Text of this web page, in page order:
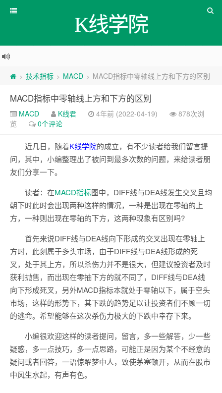
K线学院
> 技术指标 > MACD > MACD指标中零轴线上方和下方的区别
MACD指标中零轴线上方和下方的区别
MACD K线君 4年前 (2022-04-19)
878次浏
览
0个评论
近几日，随着K线学院的成立，有不少读者给我们留言提
问，其中，小编整理出了被问到最多次数的问题，来给读者朋
友们分享一下。
读者：在MACD指标图中，DIFF线与DEA线发生交叉且均
朝下时此时会出现两种这样的情况，一种是出现在零轴的上
方，一种则出现在零轴的下方，这两种现象有区别吗?
首先来说DIFF线与DEA线向下形成的交叉出现在零轴上
方时，此刻属于多头市场，由于DIFF线与DEA线形成的死
叉，处于其上方，所以杀伤力并不是很大，但建议投资者及时
获利抛售，而出现在零抽下方的就不同了，DIFF线与DEA线
向下形成死叉，另外MACD指标本就处于零轴以下，属于空头
市场，这样的形势下，其下跌的趋势足以让投资者们不顾一切
的逃命。希望能够在这次杀伤力极大的下跌中幸存下来。
小编很欢迎这样的读者提问，留言，多一些解答，少一些
疑惑，多一点技巧，多一点思路，可能正是因为某个不经意的
疑问或者回答，一语惊醒梦中人，致使茅塞顿开，从而在股市
中风生水起，有声有色。